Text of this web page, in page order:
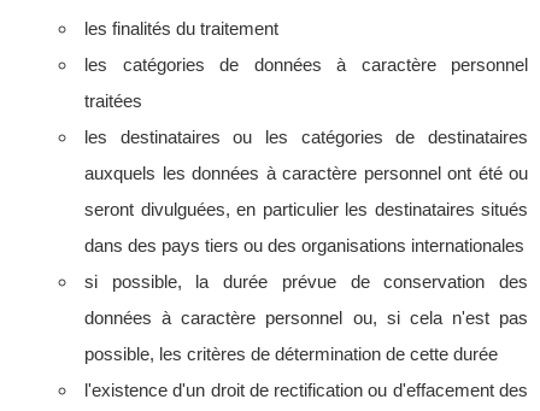
les finalités du traitement
les catégories de données à caractère personnel
traitées
les destinataires ou les catégories de destinataires
auxquels les données à caractère personnel ont été ou
seront divulguées, en particulier les destinataires situés
dans des pays tiers ou des organisations internationales
si possible, la durée prévue de conservation des
données à caractère personnel ou, si cela n'est pas
possible, les critères de détermination de cette durée
l'existence d'un droit de rectification ou d'effacement des